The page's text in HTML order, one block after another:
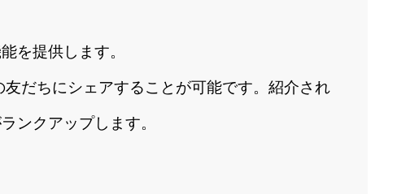
を提供します。
だちにシェアすることが可能です。紹介され
ンクアップします。